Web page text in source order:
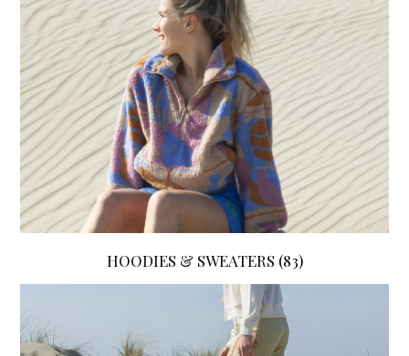
HOODIES & SWEATERS (83)